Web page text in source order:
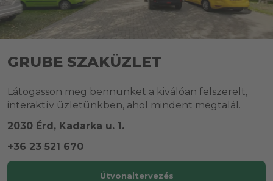
GRUBE SZAKÜZLET
Látogasson meg bennünket a kiválóan felszerelt,
interaktív üzletünkben, ahol mindent megtalál.
2030 Érd, Kadarka u. 1.
+36 23 521 670
Útvonaltervezés